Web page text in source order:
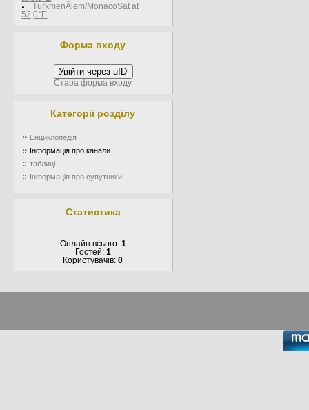
TurkmenÄlem/MonacoSat at
52,0°E
Форма входу
Увійти через uID
Стара форма входу
Категорії розділу
Енциклопедія
Інформація про канали
таблиці
Інформація про супутники
Статистика
Онлайн всього: 1
Гостей: 1
Користувачів:0